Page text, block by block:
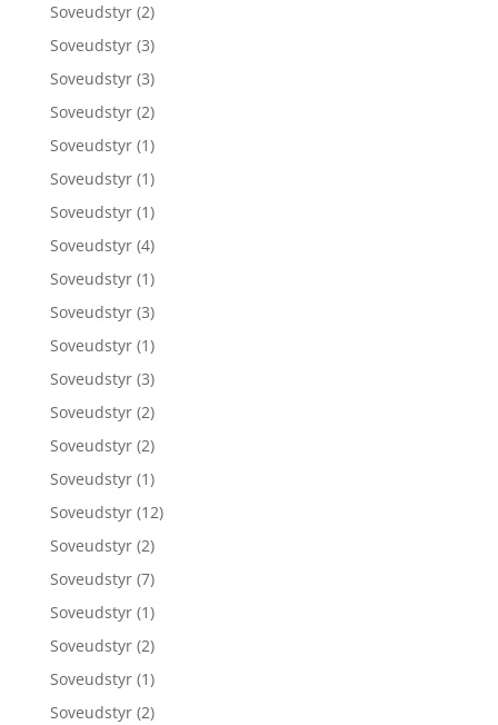
Soveudstyr (2)
Soveudstyr (3)
Soveudstyr (3)
Soveudstyr (2)
Soveudstyr (1)
Soveudstyr (1)
Soveudstyr (1)
Soveudstyr (4)
Soveudstyr (1)
Soveudstyr (3)
Soveudstyr (1)
Soveudstyr (3)
Soveudstyr (2)
Soveudstyr (2)
Soveudstyr (1)
Soveudstyr (12)
Soveudstyr (2)
Soveudstyr (7)
Soveudstyr (1)
Soveudstyr (2)
Soveudstyr (1)
Soveudstyr (2)